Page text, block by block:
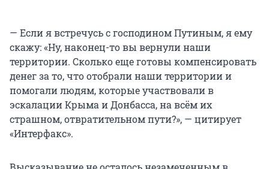
— Если я встречусь с господином Путиным, я ему
скажу: «Ну, наконец-то вы вернули наши
территории. Сколько еще готовы компенсировать
денег за то, что отобрали наши территории и
помогали людям, которые участвовали в
эскалации Крыма и Донбасса, на всём их
страшном, отвратительном пути?», — цитирует
«Интерфакс».